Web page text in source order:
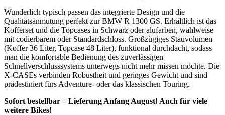
Wunderlich typisch passen das integrierte Design und die
Qualitätsanmutung perfekt zur BMW R 1300 GS. Erhältlich ist das
Kofferset und die Topcases in Schwarz oder alufarben, wahlweise
mit codierbarem oder Standardschloss. Großzügiges Stauvolumen
(Koffer 36 Liter, Topcase 48 Liter), funktional durchdacht, sodass
man die komfortable Bedienung des zuverlässigen
Schnellverschlusssystems unterwegs nicht mehr missen möchte. Die
X-CASEs verbinden Robustheit und geringes Gewicht und sind
prädestiniert fürs Adventure- oder das klassischen Touring.
Sofort bestellbar – Lieferung Anfang August! Auch für viele
weitere Bikes!